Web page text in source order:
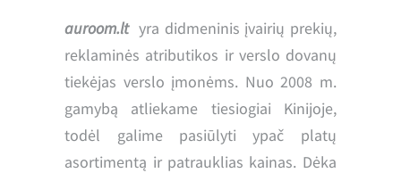
auroom.ltyra didmeninis įvairių prekių,
reklaminės atributikos ir verslo dovanų
tiekėjas verslo įmonėms. Nuo 2008 m.
gamybą atliekame tiesiogiai Kinijoje,
todėl galime pasiūlyti ypač platų
asortimentą ir patrauklias kainas. Dėka